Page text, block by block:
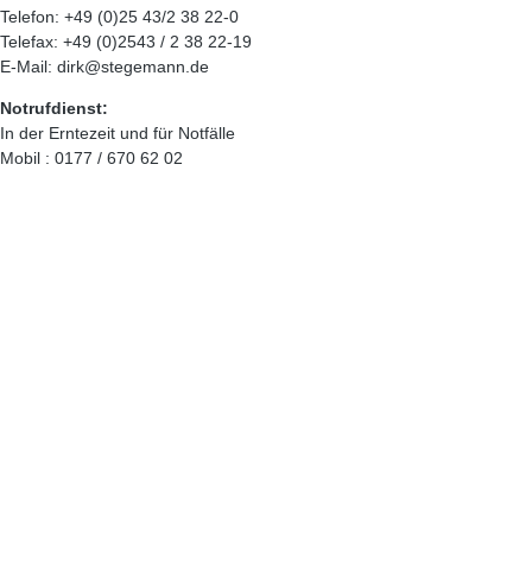
Telefon: +49 (0)25 43/2 38 22-0
Telefax: +49 (0)2543 / 2 38 22-19
E-Mail: dirk@stegemann.de
Notrufdienst:
In der Erntezeit und für Notfälle
Mobil : 0177 / 670 62 02